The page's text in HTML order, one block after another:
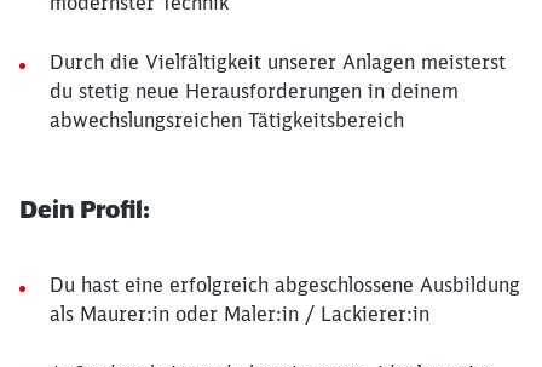
Durch die Vielfältigkeit unserer Anlagen meisterst
du stetig neue Herausforderungen in deinem
abwechslungsreichen Tätigkeitsbereich
Dein Profil:
Du hast eine erfolgreich abgeschlossene Ausbildung
als Maurer:in oder Maler:in / Lackierer:in